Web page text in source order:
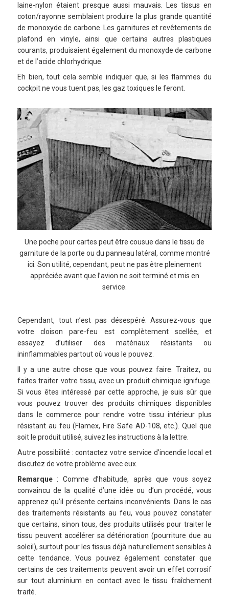
laine-nylon étaient presque aussi mauvais. Les tissus en
coton/rayonne semblaient produire la plus grande quantité
de monoxyde de carbone. Les garnitures et revêtements de
plafond en vinyle, ainsi que certains autres plastiques
courants, produisaient également du monoxyde de carbone
et de l’acide chlorhydrique.
Eh bien, tout cela semble indiquer que, si les flammes du
cockpit ne vous tuent pas, les gaz toxiques le feront.
Une poche pour cartes peut être cousue dans le tissu de
garniture de la porte ou du panneau latéral, comme montré
ici. Son utilité, cependant, peut ne pas être pleinement
appréciée avant que l’avion ne soit terminé et mis en
service.
Cependant, tout n’est pas désespéré. Assurez-vous que
votre cloison pare-feu est complètement scellée, et
essayez d’utiliser des matériaux résistants ou
ininflammables partout où vous le pouvez.
Il y a une autre chose que vous pouvez faire. Traitez, ou
faites traiter votre tissu, avec un produit chimique ignifuge.
Si vous êtes intéressé par cette approche, je suis sûr que
vous pouvez trouver des produits chimiques disponibles
dans le commerce pour rendre votre tissu intérieur plus
résistant au feu (Flamex, Fire Safe AD-108, etc.). Quel que
soit le produit utilisé, suivez les instructions à la lettre.
Autre possibilité : contactez votre service d’incendie local et
discutez de votre problème avec eux.
Remarque : Comme d’habitude, après que vous soyez
convaincu de la qualité d’une idée ou d’un procédé, vous
apprenez qu’il présente certains inconvénients. Dans le cas
des traitements résistants au feu, vous pouvez constater
que certains, sinon tous, des produits utilisés pour traiter le
tissu peuvent accélérer sa détérioration (pourriture due au
soleil), surtout pour les tissus déjà naturellement sensibles à
cette tendance. Vous pouvez également constater que
certains de ces traitements peuvent avoir un effet corrosif
sur tout aluminium en contact avec le tissu fraîchement
traité.